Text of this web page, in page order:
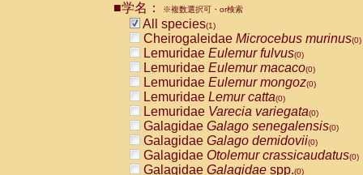
CebidaeCebus nigrivittatus
CebidaeCebus
CebidaeSaimiri boliviensis(0)
CebidaeSaimiri sciureus(0)
AtelidaeAlouatta caraya(0)
AtelidaeAlouatta fusca(0)
AtelidaeAlouatta seniculus
AtelidaeAlouattaspp.(0)
AtelidaeAteles belzebuth(0)
AtelidaeAteles geoffroyi(0)
AtelidaeAteles paniscus(0)
AtelidaeAtelesspp.(0)
■学名： ※複数選択可・or検索
All species(1)
Cheirogaleidae Microcebus murinus(0)
Lemuridae Eulemur fulvus(0)
Lemuridae Eulemur macaco(0)
Lemuridae Eulemur mongoz(0)
Lemuridae Lemur catta(0)
Lemuridae Varecia variegata(0)
Galagidae Galago senegalensis(0)
Galagidae Galago demidovii(0)
Galagidae Otolemur crassicaudatus(0)
Galagidae Galagidae spp.(0)